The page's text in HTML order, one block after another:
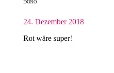
DORO
24. Dezember 2018
Rot wäre super!